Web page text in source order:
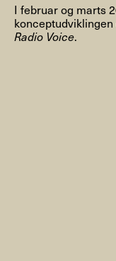
I februar og marts
Radio Voice.